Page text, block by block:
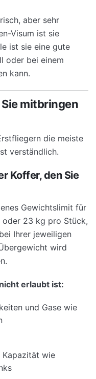
aber sehr
Visum ist sie
ist sie eine gute
oder bei einem
kann.
mitbringen
die meiste
verständlich.
Koffer, den Sie
Gewichtslimit für
oder 23 kg pro Stück,
Ihrer jeweiligen
wird
erlaubt ist:
und Gase wie
wie